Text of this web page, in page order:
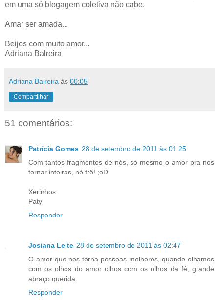
em uma só blogagem coletiva não cabe.
Amar ser amada...
Beijos com muito amor...
Adriana Balreira
Adriana Balreira às 00:05
Compartilhar
51 comentários:
Patrícia Gomes 28 de setembro de 2011 às 01:25
Com tantos fragmentos de nós, só mesmo o amor pra nos
tornar inteiras, né frô! ;oD
Xerinhos
Paty
Responder
Josiana Leite 28 de setembro de 2011 às 02:47
O amor que nos torna pessoas melhores, quando olhamos
com os olhos do amor olhos com os olhos da fé, grande
abraço querida
Responder